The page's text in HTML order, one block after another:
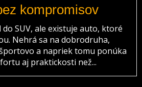
kompromisov
do SUV, ale existuje auto, ktoré
Nehrá sa na dobrodruha,
a napriek tomu ponúka
aj praktickosti než...